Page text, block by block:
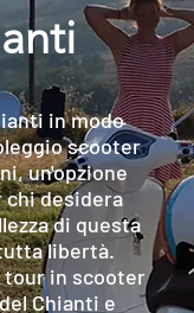
in modo
scooter
un'opzione
desidera
di questa
libertà.
tour in scooter
Chianti e